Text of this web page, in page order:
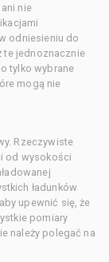
nie
odniesieniu do
te jednoznacznie
tylko wybrane
mogą nie
Rzeczywiste
od wysokości
ładunków
upewnić się, że
pomiary
należy polegać na